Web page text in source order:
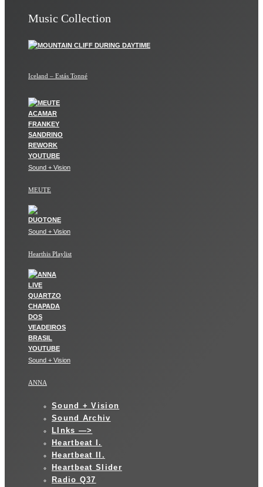
Music Collection
Iceland – Estás Tonné
Sound + Vision
MEUTE
Sound + Vision
Hearthis Playlist
Sound + Vision
ANNA
Sound + Vision
Sound Archiv
LInks —>
Heartbeat I.
Heartbeat II.
Heartbeat Slider
Radio Q37